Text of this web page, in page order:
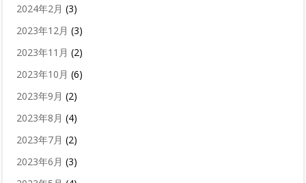
2024年2月 (3)
2023年12月 (3)
2023年11月 (2)
2023年10月 (6)
2023年9月 (2)
2023年8月 (4)
2023年7月 (2)
2023年6月 (3)